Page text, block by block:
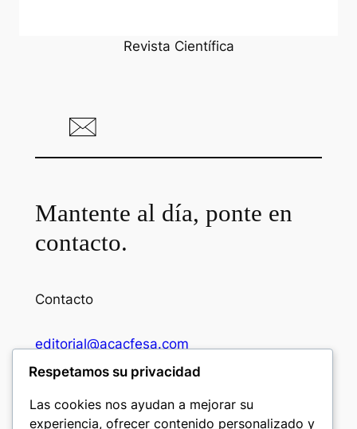
Revista Científica
Mantente al día, ponte en
contacto.
Contacto
editorial@acacfesa.com
Respetamos su privacidad
Las cookies nos ayudan a mejorar su
experiencia, ofrecer contenido personalizado y